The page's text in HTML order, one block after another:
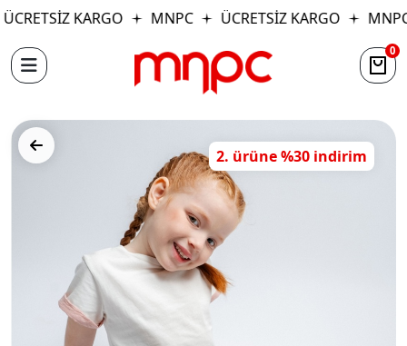
KARGO MNPC ÜCRETSİZ KARGO MNPC
0
2. ürüne %30 indirim